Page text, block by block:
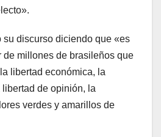
su discurso diciendo que «es
de millones de brasileños que
libertad económica, la
libertad de opinión, la
verdes y amarillos de